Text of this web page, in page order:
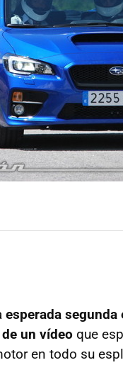
esperada segunda
un vídeo que
en todo su